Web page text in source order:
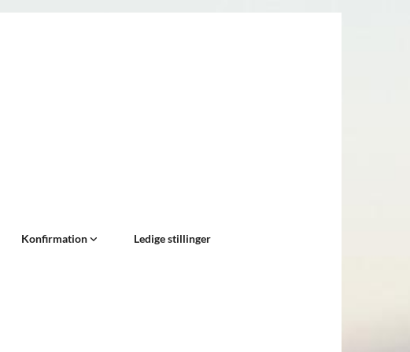
Konfirmation Ledige stillinger